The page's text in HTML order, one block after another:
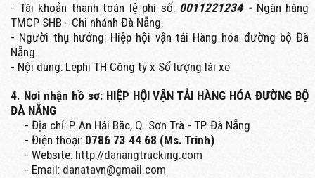
- Tài khoản thanh toán lệ phí số: 0011221234 -Ngân hàng
TMCP SHB - Chi nhánh Đà Nẵng.
- Người thụ hưởng: Hiệp hội vận tải Hàng hóa đường bộ Đà
Nẵng.
- Nội dung: Lephi TH Công ty x Số lượng lái xe
4. Nơi nhận hồ sơ: HIỆP HỘI VẬN TẢI HÀNG HÓA ĐƯỜNG BỘ
ĐÀ NẴNG
- Địa chỉ: P. An Hải Bắc, Q. Sơn Trà - TP. Đà Nẵng
- Điện thoại: 0786 73 44 68 (Ms. Trinh)
- Website: http://danangtrucking.com
- Email: danatavn@gmail.com